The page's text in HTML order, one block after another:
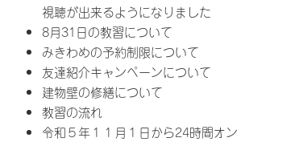
視聴が出来るようになりました
8月31日の教習について
みきわめの予約制限について
友達紹介キャンペーンについて
建物壁の修繕について
教習の流れ
令和５年１１月１日から24時間オン